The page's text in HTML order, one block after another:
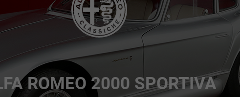
ROMEO 2000 SPORTIVA